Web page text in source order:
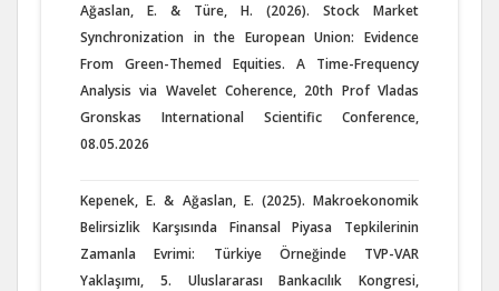
Ağaslan, E. & Türe, H. (2026). Stock Market
Synchronization in the European Union: Evidence
From Green-Themed Equities. A Time-Frequency
Analysis via Wavelet Coherence, 20th Prof Vladas
Gronskas International Scientific Conference,
08.05.2026
Kepenek, E. & Ağaslan, E. (2025). Makroekonomik
Belirsizlik Karşısında Finansal Piyasa Tepkilerinin
Zamanla Evrimi: Türkiye Örneğinde TVP-VAR
Yaklaşımı, 5. Uluslararası Bankacılık Kongresi,